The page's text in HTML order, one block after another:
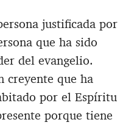
justificada por
que ha sido
del evangelio.
creyente que ha
por el Espíritu
porque tiene